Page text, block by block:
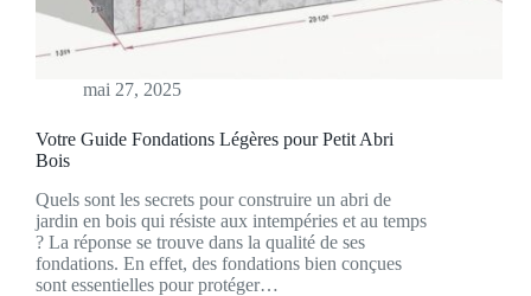
mai 27, 2025
Votre Guide Fondations Légères pour Petit Abri
Bois
Quels sont les secrets pour construire un abri de
jardin en bois qui résiste aux intempéries et au temps
? La réponse se trouve dans la qualité de ses
fondations. En effet, des fondations bien conçues
sont essentielles pour protéger…